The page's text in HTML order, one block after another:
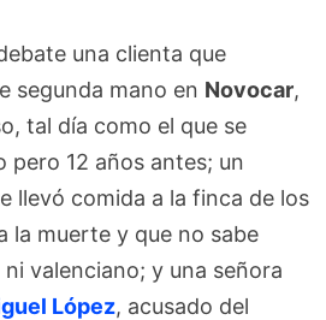
una clienta que
segunda mano en Novocar,
tal día como el que se
pero 12 años antes; un
llevó comida a la finca de los
la muerte y que no sabe
valenciano; y una señora
López, acusado del